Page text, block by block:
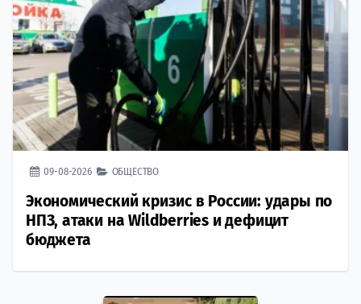
09-08-2026 ОБЩЕСТВО
Экономический кризис в России: удары по
НПЗ, атаки на Wildberries и дефицит
бюджета